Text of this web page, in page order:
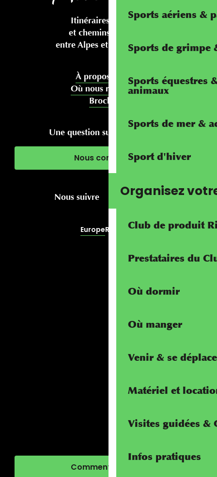
Sports aériens &
Sports de grimpe
Sports équestres
animaux
Sports de mer &
Sport d'hiver
Organisez
Club de produit
Prestataires du
Où dormir
Où manger
Venir & se
Matériel et
Visites guidées &
Infos pratiques
Itinéraires cyclables
et chemins pédestres
entre Alpes et Méditerranée
À propos de nous
Où nous rencontrer
Brochures
Une question sur votre séjour ?
Nous contacter
Nous suivre
EuropeRivierALP
Comment venir ?